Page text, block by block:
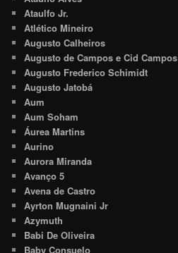
Ataulfo Jr.
Atlético Mineiro
Augusto Calheiros
Augusto de Campos e Cid Campos
Augusto Frederico Schimidt
Augusto Jatobá
Aum
Aum Soham
Áurea Martins
Aurino
Aurora Miranda
Avanço 5
Avena de Castro
Ayrton Mugnaini Jr
Azymuth
Babi De Oliveira
Baby Consuelo